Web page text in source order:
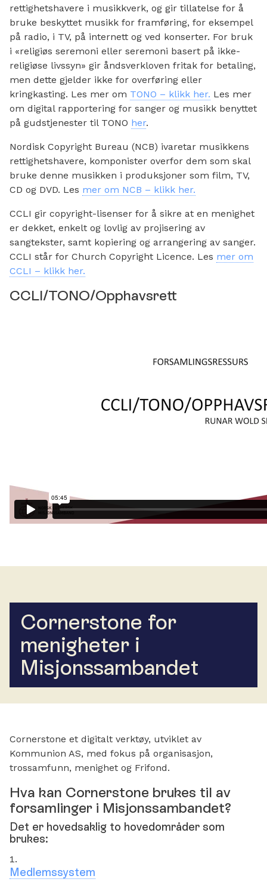
rettighetshavere i musikkverk, og gir tillatelse for å
bruke beskyttet musikk for framføring, for eksempel
på radio, i TV, på internett og ved konserter. For bruk
i «religiøs seremoni eller seremoni basert på ikke-
religiøse livssyn» gir åndsverkloven fritak for betaling,
men dette gjelder ikke for overføring eller
kringkasting. Les mer om TONO – klikk her. Les mer
om digital rapportering for sanger og musikk benyttet
på gudstjenester til TONO her.
Nordisk Copyright Bureau (NCB) ivaretar musikkens
rettighetshavere, komponister overfor dem som skal
bruke denne musikken i produksjoner som film, TV,
CD og DVD. Les mer om NCB – klikk her.
CCLI gir copyright-lisenser for å sikre at en menighet
er dekket, enkelt og lovlig av projisering av
sangtekster, samt kopiering og arrangering av sanger.
CCLI står for Church Copyright Licence. Les mer om
CCLI – klikk her.
CCLI/TONO/Opphavsrett
Cornerstone for
menigheter i
Misjonssambandet
Cornerstone et digitalt verktøy, utviklet av
Kommunion AS, med fokus på organisasjon,
trossamfunn, menighet og Frifond.
Hva kan Cornerstone brukes til av
forsamlinger i Misjonssambandet?
Det er hovedsaklig to hovedområder som
brukes:
Medlemssystem